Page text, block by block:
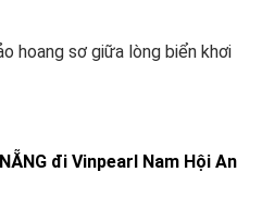
hoang sơ giữa lòng biển khơi
đi Vinpearl Nam Hội An